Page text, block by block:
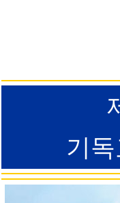
기